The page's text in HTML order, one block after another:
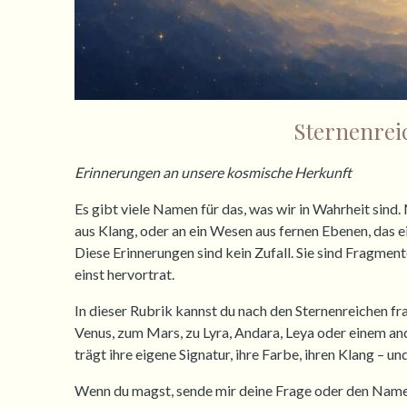
Erinnerungen an unsere kosmische Herkunft
Es gibt viele Namen für das, was wir in Wahrheit
aus Klang, oder an ein Wesen aus fernen Ebenen, das
Diese Erinnerungen sind kein Zufall. Sie sind
einst hervortrat.
In dieser Rubrik kannst du nach den Sternenreichen
Venus, zum Mars, zu Lyra, Andara, Leya oder einem
trägt ihre eigene Signatur, ihre Farbe, ihren Klang –
Wenn du magst, sende mir deine Frage oder den